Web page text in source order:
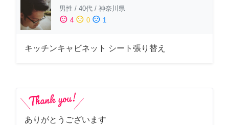
男性 / 40代 / 神奈川県
sentiment_satisfied 4 sentiment_neutral 0 sentiment_dissatisfied 1
キッチンキャビネット シート張り替え
ありがとうございます